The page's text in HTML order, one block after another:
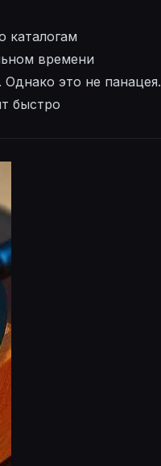
каталогам
времени
это не панацея.
быстро